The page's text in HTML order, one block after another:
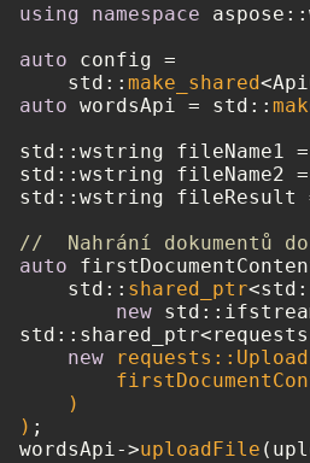
using namespace
auto config =
    std::
make_shared
auto wordsApi = std::
std::wstring fileName1 =
std::wstring fileName2 =
std::wstring fileResult
//  Nahrání dokumentů
auto
    std::
shared_ptr
new
new
    )
) ;
wordsApi->uploadFile